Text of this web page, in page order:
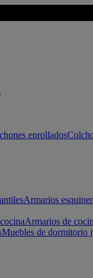
enrollados
Armarios
Armarios de
Muebles de dormitorio